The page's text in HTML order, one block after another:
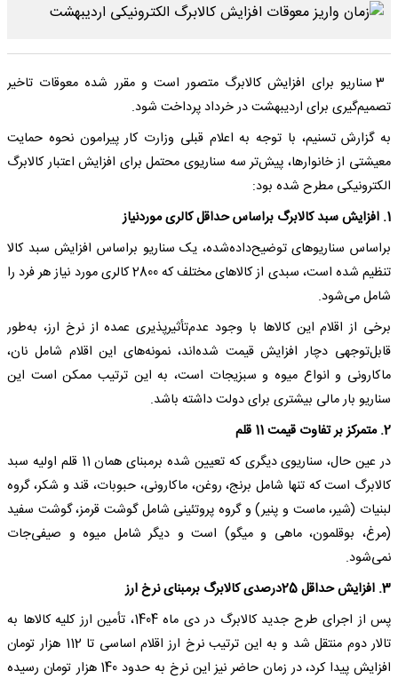
3 سناریو برای افزایش کالابرگ متصور است و مقرر شده معوقات تاخیر
تصمیم‌گیری برای اردیبهشت در خرداد پرداخت شود.
به گزارش تسنیم، با توجه به اعلام قبلی وزارت کار پیرامون نحوه حمایت
معیشتی از خانوارها، پیش‌تر سه سناریوی محتمل برای افزایش اعتبار کالابرگ
الکترونیکی مطرح شده بود:
1. افزایش سبد کالابرگ براساس حداقل کالری موردنیاز
براساس سناریوهای توضیح‌داده‌شده، یک سناریو براساس افزایش سبد کالا
تنظیم شده است، سبدی از کالاهای مختلف که 2800 کالری مورد نیاز هر فرد را
شامل می‌شود.
برخی از اقلام این کالاها با وجود عدم‌تأثیرپذیری عمده از نرخ ارز، به‌طور
قابل‌توجهی دچار افزایش قیمت شده‌اند، نمونه‌های این اقلام شامل نان،
ماکارونی و انواع میوه و سبزیجات است، به این ترتیب ممکن است این
سناریو بار مالی بیشتری برای دولت داشته باشد.
2. متمرکز بر تفاوت قیمت 11 قلم
در عین حال، سناریوی دیگری که تعیین شده برمبنای همان 11 قلم اولیه سبد
کالابرگ است که تنها شامل برنج، روغن، ماکارونی، حبوبات، قند و شکر، گروه
لبنیات (شیر، ماست و پنیر) و گروه پروتئینی شامل گوشت قرمز، گوشت سفید
(مرغ، بوقلمون، ماهی و میگو) است و دیگر شامل میوه و صیفی‌جات
نمی‌شود.
3. افزایش حداقل 25درصدی کالابرگ برمبنای نرخ ارز
پس از اجرای طرح جدید کالابرگ در دی ماه 1404، تأمین ارز کلیه کالاها به
تالار دوم منتقل شد و به این ترتیب نرخ ارز اقلام اساسی تا 112 هزار تومان
افزایش پیدا کرد، در زمان حاضر نیز این نرخ به حدود 140 هزار تومان رسیده